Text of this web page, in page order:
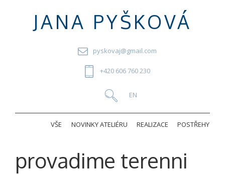
JANA PYŠKOVÁ
pyskovaj@gmail.com
+420 606 760 230
VŠE NOVINKY ATELIÉRU REALIZACE POSTŘEHY
provadime terenni